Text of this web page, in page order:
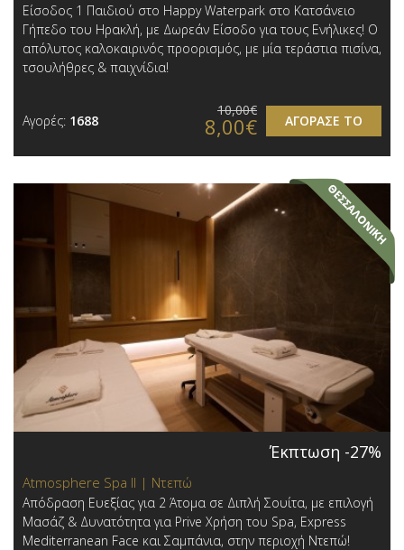
Είσοδος 1 Παιδιού στο Happy Waterpark στο Κατσάνειο
Γήπεδο του Ηρακλή, με Δωρεάν Είσοδο για τους Ενήλικες! Ο
απόλυτος καλοκαιρινός προορισμός, με μία τεράστια πισίνα,
τσουλήθρες & παιχνίδια!
Αγορές: 1688 ΑΓΟΡΑΣΕ ΤΟ
10,00€
8,00€
Έκπτωση -27%
Atmosphere Spa ΙΙ | Ντεπώ
Απόδραση Ευεξίας για 2 Άτομα σε Διπλή Σουίτα, με επιλογή
Μασάζ & Δυνατότητα για Prive Χρήση του Spa, Express
Mediterranean Face και Σαμπάνια, στην περιοχή Ντεπώ!